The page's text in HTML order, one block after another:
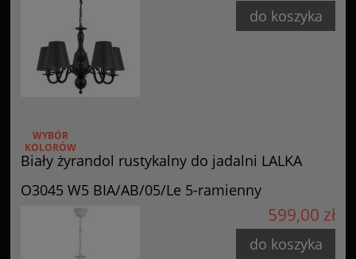
do koszyka
Biały żyrandol rustykalny do jadalni LALKA
O3045 W5 BIA/AB/05/Le 5-ramienny
WYBÓR
KOLORÓW
599,00 zł
do koszyka